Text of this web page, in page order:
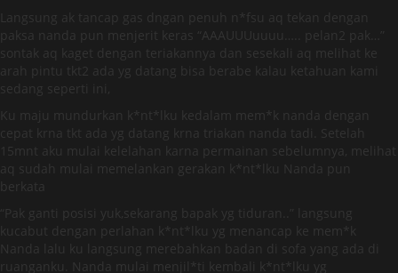
Langsung ak tancap gas dngan penuh n*fsu aq tekan dengan
paksa nanda pun menjerit keras “AAAUUUuuuu….. pelan2 pak…”
sontak aq kaget dengan teriakannya dan sesekali aq melihat ke
arah pintu tkt2 ada yg datang bisa berabe kalau ketahuan kami
sedang seperti ini,
Ku maju mundurkan k*nt*lku kedalam mem*k nanda dengan
cepat krna tkt ada yg datang krna triakan nanda tadi. Setelah
15mnt aku mulai kelelahan karna permainan sebelumnya, melihat
aq sudah mulai memelankan gerakan k*nt*lku Nanda pun
berkata
“Pak ganti posisi yuk,sekarang bapak yg tiduran..” langsung
kucabut dengan perlahan k*nt*lku yg menancap ke mem*k
Nanda lalu ku langsung merebahkan badan di sofa yang ada di
ruanganku. Nanda mulai menjil*ti kembali k*nt*lku yg